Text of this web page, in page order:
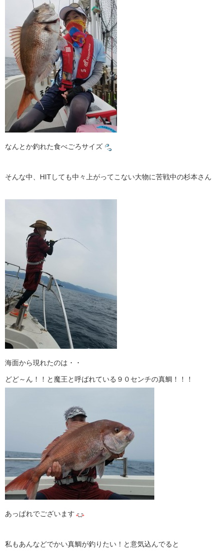
なんとか釣れた食べごろサイズ
そんな中、HITしても中々上がってこない大物に苦戦中の杉本さん
海面から現れたのは・・
どど～ん！！と魔王と呼ばれている９０センチの真鯛！！！
あっぱれでございます
私もあんなどでかい真鯛が釣りたい！と意気込んでると